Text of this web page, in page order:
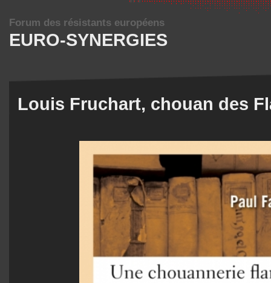
EURO-SYNERGIES
Forum des résistants européens
Louis Fruchart, chouan des